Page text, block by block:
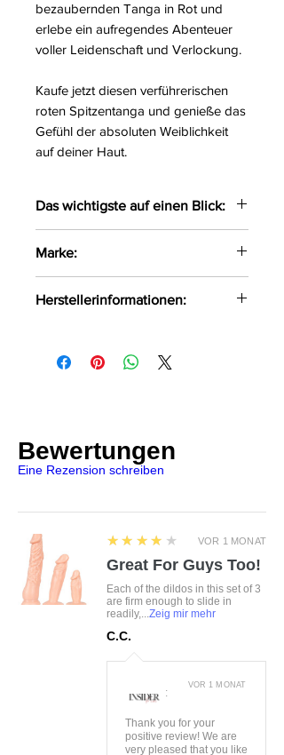
bezaubernden Tanga in Rot und
erlebe ein aufregendes Abenteuer
voller Leidenschaft und Verlockung.
Kaufe jetzt diesen verführerischen
roten Spitzentanga und genieße das
Gefühl der absoluten Weiblichkeit
auf deiner Haut.
Das wichtigste auf einen Blick:
Verziert mit einem Schleifchen
Der verührerische Schnitt
sowie die doppelten
Mittig mit einem
Material:90%Nylon 10%Elasthan
Marke:
Herstellerinformationen:
Krolewska Street 1
Bewertungen
Eine Rezension schreiben
VOR 1 MONAT
4
★★★★★
Great For Guys Too!
Each of the dildos in this set of 3
are firm enough to slide in
readily,...Zeig mir mehr
C.C.
:
Thank you for your
positive review! We are
very pleased that you like
VOR 1 MONAT